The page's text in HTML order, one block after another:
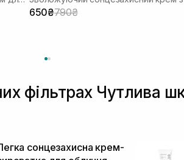
650₴790₴
фільтрах Чутлива
сонцезахисна крем-